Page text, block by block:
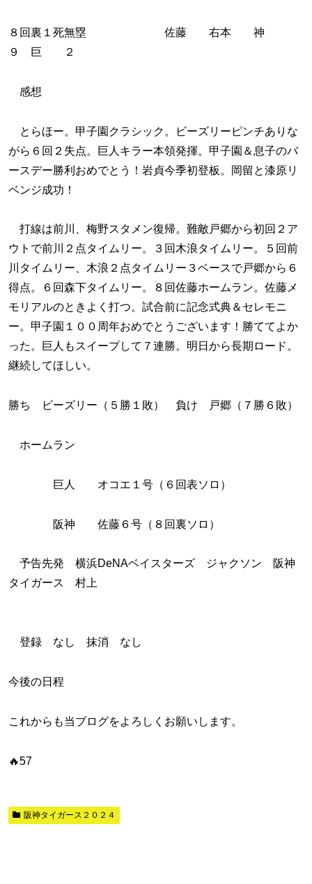
８回裏１死無塁 佐藤 右本 神
９ 巨 ２
感想
とらほー。甲子園クラシック。ビーズリーピンチありな
がら６回２失点。巨人キラー本領発揮。甲子園＆息子のバ
ースデー勝利おめでとう！岩貞今季初登板。岡留と漆原リ
ベンジ成功！
打線は前川、梅野スタメン復帰。難敵戸郷から初回２ア
ウトで前川２点タイムリー。３回木浪タイムリー。５回前
川タイムリー、木浪２点タイムリー３ベースで戸郷から６
得点。６回森下タイムリー。８回佐藤ホームラン。佐藤メ
モリアルのときよく打つ。試合前に記念式典＆セレモニ
ー。甲子園１００周年おめでとうございます！勝ててよか
った。巨人もスイープして７連勝。明日から長期ロード。
継続してほしい。
勝ち ビーズリー（５勝１敗） 負け 戸郷（７勝６敗）
ホームラン
巨人 オコエ１号（６回表ソロ）
阪神 佐藤６号（８回裏ソロ）
予告先発 横浜DeNAベイスターズ ジャクソン 阪神
タイガース 村上
登録 なし 抹消 なし
今後の日程
これからも当ブログをよろしくお願いします。
🔥57
阪神タイガース２０２４